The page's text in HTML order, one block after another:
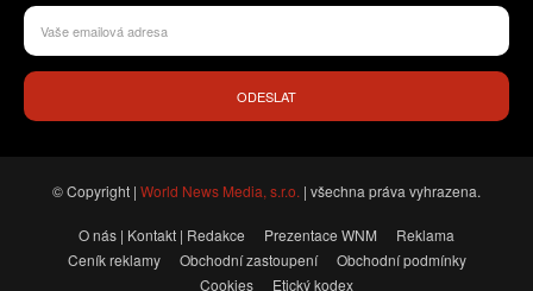
ODESLAT
© Copyright | World News Media, s.r.o. | všechna práva vyhrazena.
O nás | Kontakt | Redakce Prezentace WNM
Reklama
Ceník reklamy
Obchodní zastoupení
Obchodní podmínky
Cookies
Etický kodex